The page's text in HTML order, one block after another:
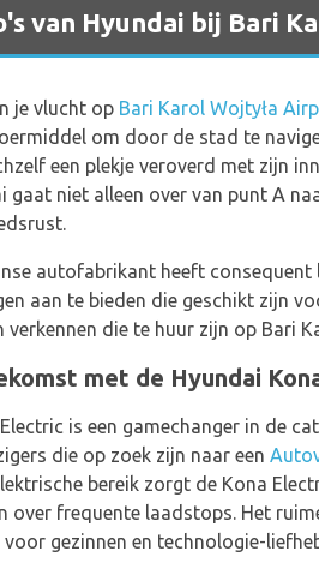
van Hyundai bij Bari
je vlucht op Bari Karol Wojtyła
om door de stad te
een plekje veroverd met zijn
gaat niet alleen over van punt A
autofabrikant heeft
aan te bieden die geschikt zijn
verkennen die te huur zijn op Bari
met de Hyundai
is een gamechanger in de
die op zoek zijn naar een
bereik zorgt de Kona
over frequente laadstops. Het
gezinnen en technologie-